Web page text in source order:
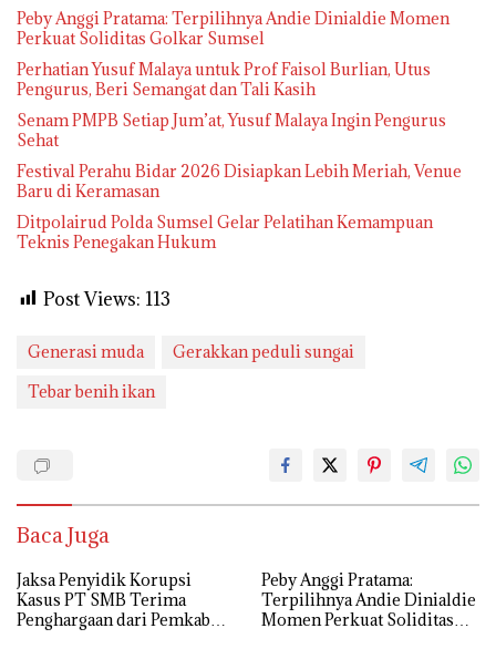
Peby Anggi Pratama: Terpilihnya Andie Dinialdie Momen
Perkuat Soliditas Golkar Sumsel
Perhatian Yusuf Malaya untuk Prof Faisol Burlian, Utus
Pengurus, Beri Semangat dan Tali Kasih
Senam PMPB Setiap Jum’at, Yusuf Malaya Ingin Pengurus
Sehat
Festival Perahu Bidar 2026 Disiapkan Lebih Meriah, Venue
Baru di Keramasan
Ditpolairud Polda Sumsel Gelar Pelatihan Kemampuan
Teknis Penegakan Hukum
Post Views: 113
Generasi muda
Gerakkan peduli sungai
Tebar benih ikan
Baca Juga
Jaksa Penyidik Korupsi
Kasus PT SMB Terima
Penghargaan dari Pemkab
Peby Anggi Pratama:
Terpilihnya Andie Dinialdie
Momen Perkuat Soliditas